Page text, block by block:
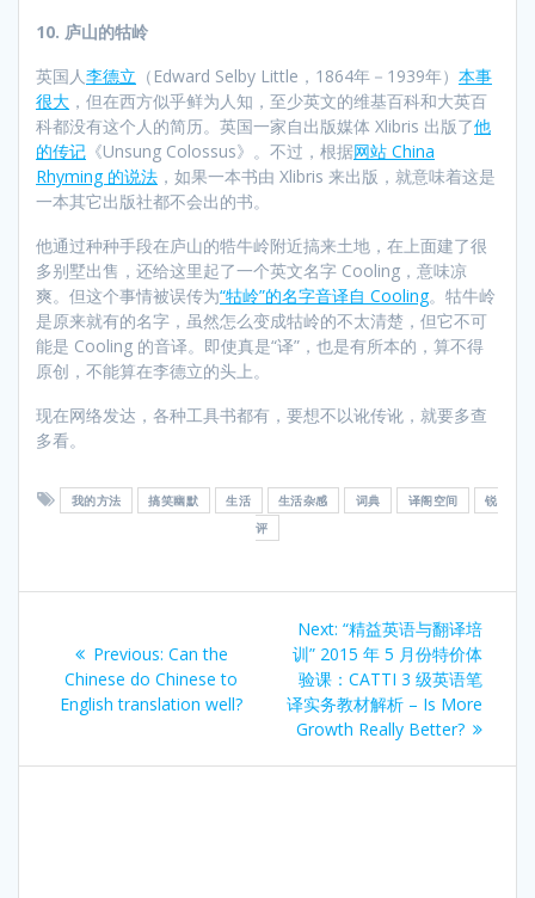
10. 庐山的牯岭
英国人李德立 （Edward Selby Little，1864年－1939年） 本事
很大 ，但在西方似乎鲜为人知，至少英文的维基百科和大英百
科都没有这个人的简历。英国一家自出版媒体 Xlibris 出版了他
的传记 《Unsung Colossus》。不过，根据网站 China
Rhyming 的说法 ，如果一本书由 Xlibris 来出版，就意味着这是
一本其它出版社都不会出的书。
他通过种种手段在庐山的牿牛岭附近搞来土地，在上面建了很
多别墅出售，还给这里起了一个英文名字 Cooling，意味凉
爽。但这个事情被误传为“牯岭”的名字音译自 Cooling。牯牛岭
是原来就有的名字，虽然怎么变成牯岭的不太清楚，但它不可
能是 Cooling 的音译。即使真是“译”，也是有所本的，算不得
原创，不能算在李德立的头上。
现在网络发达，各种工具书都有，要想不以讹传讹，就要多查
多看。
我的方法 搞笑幽默 生活 生活杂感 词典 译阁空间
锐
评
navigation
Previous: Previous
post:
Can the
Chinese do Chinese to
English translation well?
Next: Next
post:
“精益英语与翻译培
训” 2015 年 5 月份特价体
验课：CATTI 3 级英语笔
译实务教材解析 – Is More
Growth Really Better?